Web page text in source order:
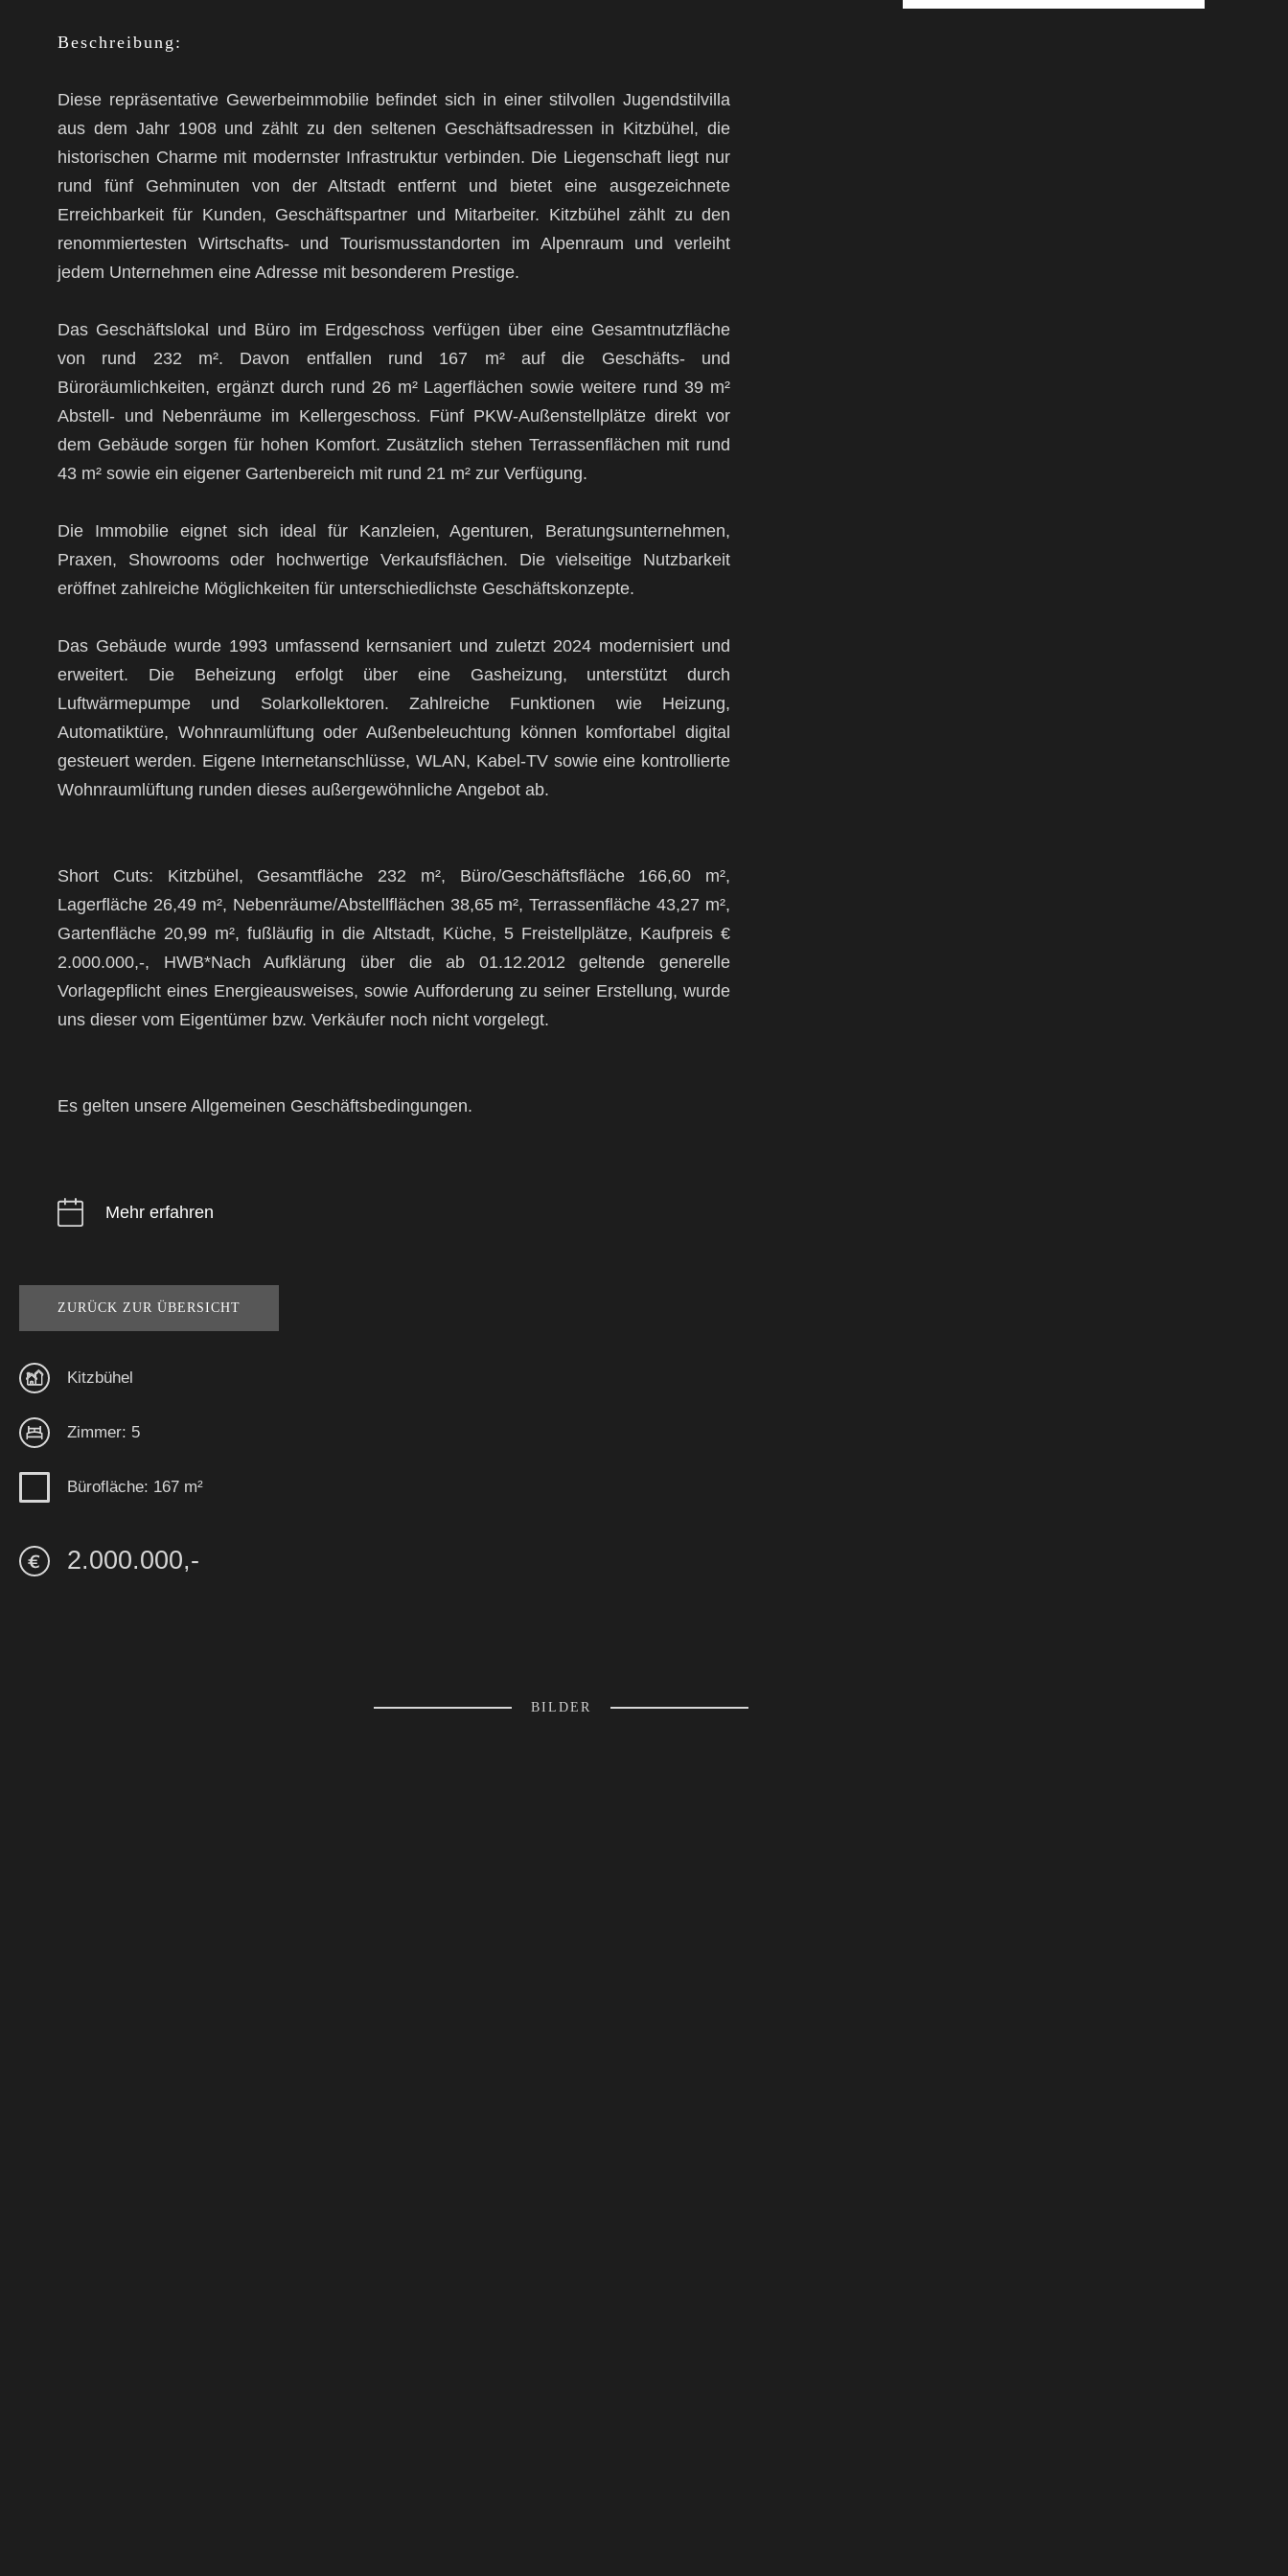
Beschreibung:
Diese repräsentative Gewerbeimmobilie befindet sich in einer stilvollen Jugendstilvilla
aus dem Jahr 1908 und zählt zu den seltenen Geschäftsadressen in Kitzbühel, die
historischen Charme mit modernster Infrastruktur verbinden. Die Liegenschaft liegt nur
rund fünf Gehminuten von der Altstadt entfernt und bietet eine ausgezeichnete
Erreichbarkeit für Kunden, Geschäftspartner und Mitarbeiter. Kitzbühel zählt zu den
renommiertesten Wirtschafts- und Tourismusstandorten im Alpenraum und verleiht
jedem Unternehmen eine Adresse mit besonderem Prestige.
Das Geschäftslokal und Büro im Erdgeschoss verfügen über eine Gesamtnutzfläche
von rund 232 m². Davon entfallen rund 167 m² auf die Geschäfts- und
Büroräumlichkeiten, ergänzt durch rund 26 m² Lagerflächen sowie weitere rund 39 m²
Abstell- und Nebenräume im Kellergeschoss. Fünf PKW-Außenstellplätze direkt vor
dem Gebäude sorgen für hohen Komfort. Zusätzlich stehen Terrassenflächen mit rund
43 m² sowie ein eigener Gartenbereich mit rund 21 m² zur Verfügung.
Die Immobilie eignet sich ideal für Kanzleien, Agenturen, Beratungsunternehmen,
Praxen, Showrooms oder hochwertige Verkaufsflächen. Die vielseitige Nutzbarkeit
eröffnet zahlreiche Möglichkeiten für unterschiedlichste Geschäftskonzepte.
Das Gebäude wurde 1993 umfassend kernsaniert und zuletzt 2024 modernisiert und
erweitert. Die Beheizung erfolgt über eine Gasheizung, unterstützt durch
Luftwärmepumpe und Solarkollektoren. Zahlreiche Funktionen wie Heizung,
Automatiktüre, Wohnraumlüftung oder Außenbeleuchtung können komfortabel digital
gesteuert werden. Eigene Internetanschlüsse, WLAN, Kabel-TV sowie eine kontrollierte
Wohnraumlüftung runden dieses außergewöhnliche Angebot ab.
Short Cuts: Kitzbühel, Gesamtfläche 232 m², Büro/Geschäftsfläche 166,60 m²,
Lagerfläche 26,49 m², Nebenräume/Abstellflächen 38,65 m², Terrassenfläche 43,27 m²,
Gartenfläche 20,99 m², fußläufig in die Altstadt, Küche, 5 Freistellplätze, Kaufpreis €
2.000.000,-, HWB*Nach Aufklärung über die ab 01.12.2012 geltende generelle
Vorlagepflicht eines Energieausweises, sowie Aufforderung zu seiner Erstellung, wurde
uns dieser vom Eigentümer bzw. Verkäufer noch nicht vorgelegt.
Es gelten unsere Allgemeinen Geschäftsbedingungen.
Mehr erfahren
ZURÜCK ZUR ÜBERSICHT
Kitzbühel
Zimmer: 5
Bürofläche: 167 m²
2.000.000,-
BILDER